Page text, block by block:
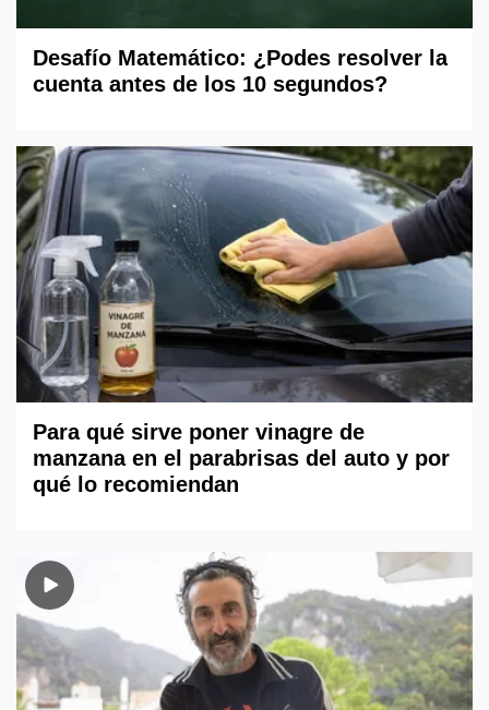
Desafío Matemático: ¿Podes resolver la
cuenta antes de los 10 segundos?
Para qué sirve poner vinagre de
manzana en el parabrisas del auto y por
qué lo recomiendan